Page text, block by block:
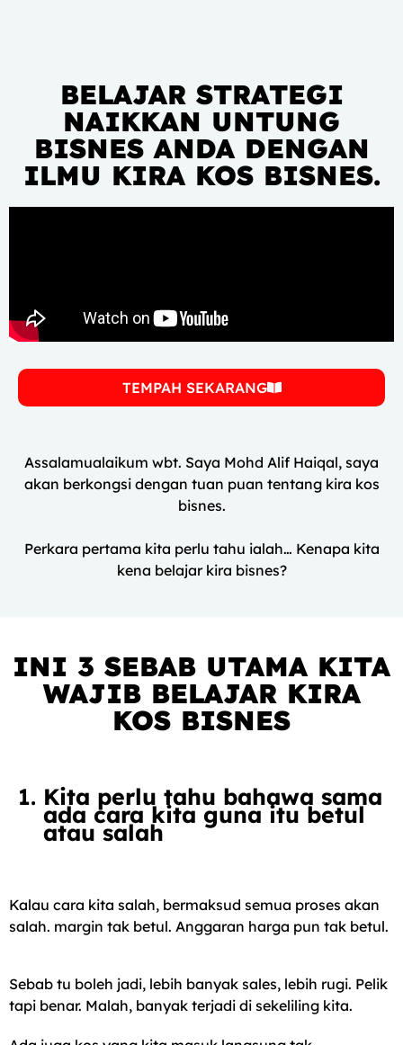
BELAJAR STRATEGI
NAIKKAN UNTUNG
BISNES ANDA DENGAN
ILMU KIRA KOS BISNES.
TEMPAH SEKARANG
Assalamualaikum wbt. Saya Mohd Alif Haiqal, saya
akan berkongsi dengan tuan puan tentang kira kos
bisnes.
Perkara pertama kita perlu tahu ialah… Kenapa kita
kena belajar kira bisnes?
INI 3 SEBAB UTAMA KITA
WAJIB BELAJAR KIRA
KOS BISNES
Kita perlu tahu bahawa sama
ada cara kita guna itu betul
atau salah
Kalau cara kita salah, bermaksud semua proses akan
salah. margin tak betul. Anggaran harga pun tak betul.
Sebab tu boleh jadi, lebih banyak sales, lebih rugi. Pelik
tapi benar. Malah, banyak terjadi di sekeliling kita.